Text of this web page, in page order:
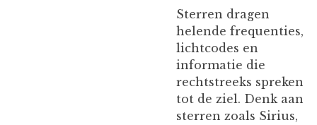
Sterren dragen
helende frequenties,
lichtcodes en
informatie die
rechtstreeks spreken
tot de ziel. Denk aan
sterren zoals Sirius,